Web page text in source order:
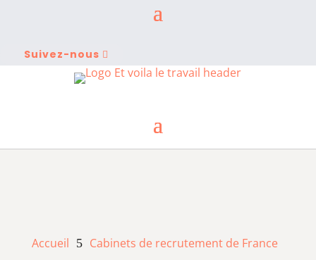
Suivez-nous
Accueil 5 Cabinets de recrutement de France